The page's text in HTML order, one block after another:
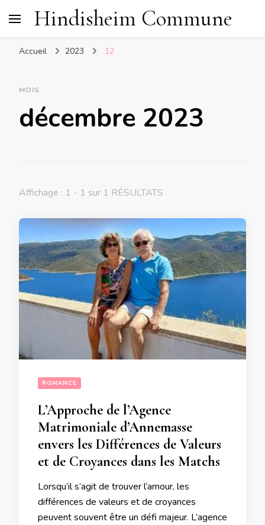
Hindisheim Commune
Accueil 2023 12
MOIS
décembre 2023
Affichage : 1 - 1 sur 1 RÉSULTATS
ROMANCE
L’Approche de l’Agence
Matrimoniale d’Annemasse
envers les Différences de Valeurs
et de Croyances dans les Matchs
Lorsqu’il s’agit de trouver l’amour, les
différences de valeurs et de croyances
peuvent souvent être un défi majeur. L’agence